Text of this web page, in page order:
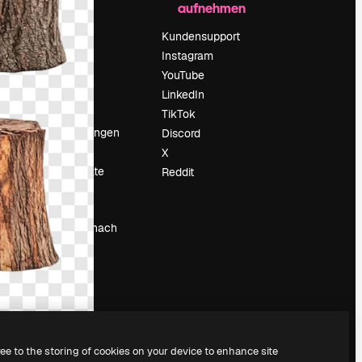
Preise
Über uns
Reviews
Karriere
Blog
Veranstaltungen
Slidesgo
Deine Inhalte
verkaufen
Pressesaal
Suchst du nach
magnific.ai
aufnehmen
Kundensupport
Instagram
YouTube
LinkedIn
TikTok
Discord
X
Reddit
to the storing of cookies on your device to enhance site